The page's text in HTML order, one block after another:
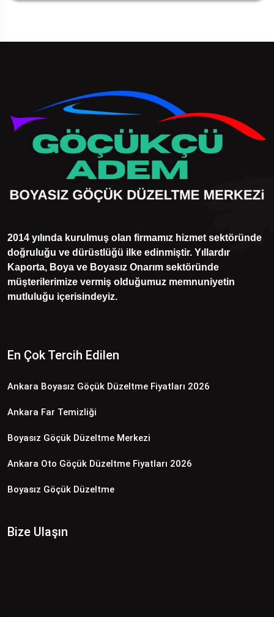
2014 yılında kurulmuş olan firmamız hizmet sektöründe
doğruluğu ve dürüstlüğü ilke edinmiştir. Yıllardır
Kaporta, Boya ve Boyasız Onarım sektöründe
müşterilerimize vermiş olduğumuz memnuniyetin
mutluluğu içerisindeyiz.
En Çok Tercih Edilen
Ankara Boyasız Göçük Düzeltme Fiyatları 2026
Ankara Far Temizliği
Boyasız Göçük Düzeltme Merkezi
Ankara Oto Göçük Düzeltme Fiyatları 2026
Boyasız Göçük Düzeltme
Bize Ulaşın